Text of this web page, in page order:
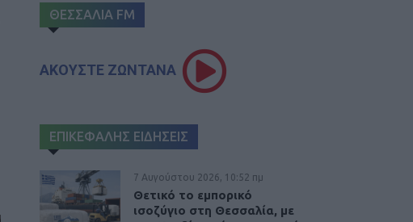
ΘΕΣΣΑΛΙΑ FM
ΑΚΟΥΣΤΕ ΖΩΝΤΑΝΑ
ΕΠΙΚΕΦΑΛΗΣ ΕΙΔΗΣΕΙΣ
7 Αυγούστου 2026, 10:52 πμ
Θετικό το εμπορικό
ισοζύγιο στη Θεσσαλία, με